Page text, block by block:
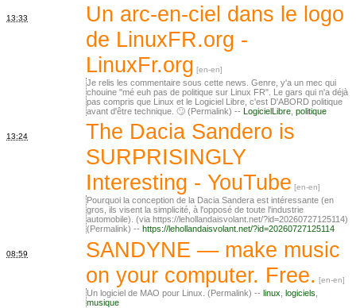
13:33
Un arc-en-ciel dans le logo
de LinuxFR.org -
LinuxFr.org
Je relis les commentaire sous cette news. Genre, y'a un mec qui
chouine "mé euh pas de politique sur Linux FR". Le gars qui n'a déjà
pas compris que Linux et le Logiciel Libre, c'est D'ABORD politique
avant d'être technique. 🙄 (Permalink) -- LogicielLibre politique
13:24
The Dacia Sandero is
SURPRISINGLY
Interesting - YouTube
Pourquoi la conception de la Dacia Sandera est intéressante (en
gros, ils visent la simplicité, à l'opposé de toute l'industrie
automobile). (via https://lehollandaisvolant.net/?id=20260727125114)
(Permalink) -- https://lehollandaisvolant.net/?id=20260727125114
08:59
SANDYNE — make music
on your computer. Free.
Un logiciel de MAO pour Linux. (Permalink) -- linux logiciels
musique